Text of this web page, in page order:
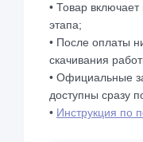
• Товар
этапа;
• После оплаты
скачивания
• Официальные
доступны сразу
• Инструкция по